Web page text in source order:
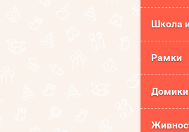
Школа
Рамки
Домики